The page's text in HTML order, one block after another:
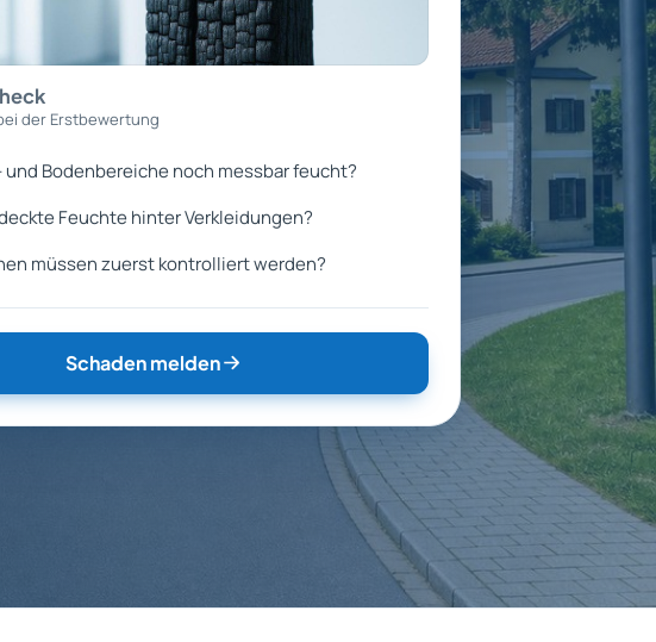
der Erstbewertung
und Bodenbereiche noch messbar feucht?
Feuchte hinter Verkleidungen?
müssen zuerst kontrolliert werden?
Schaden melden